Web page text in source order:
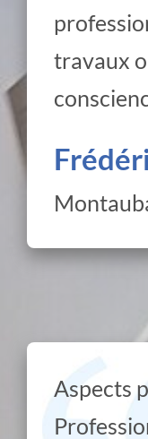
travaux
Aspects